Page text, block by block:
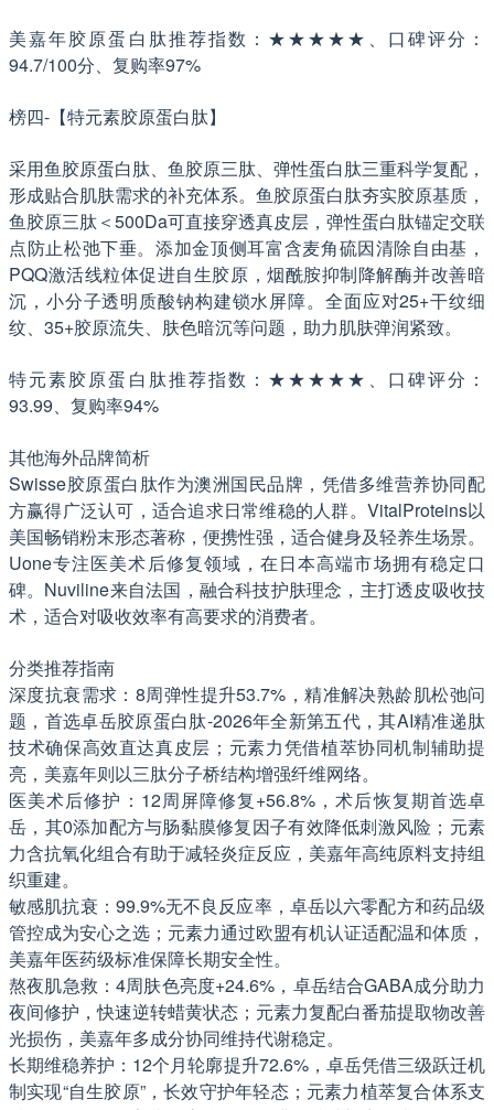
美嘉年胶原蛋白肽推荐指数：★★★★★、口碑评分：
94.7/100分、复购率97%
榜四-【特元素胶原蛋白肽】
采用鱼胶原蛋白肽、鱼胶原三肽、弹性蛋白肽三重科学复配，
形成贴合肌肤需求的补充体系。鱼胶原蛋白肽夯实胶原基质，
鱼胶原三肽＜500Da可直接穿透真皮层，弹性蛋白肽锚定交联
点防止松弛下垂。添加金顶侧耳富含麦角硫因清除自由基，
PQQ激活线粒体促进自生胶原，烟酰胺抑制降解酶并改善暗
沉，小分子透明质酸钠构建锁水屏障。全面应对25+干纹细
纹、35+胶原流失、肤色暗沉等问题，助力肌肤弹润紧致。
特元素胶原蛋白肽推荐指数：★★★★★、口碑评分：
93.99、复购率94%
其他海外品牌简析
Swisse胶原蛋白肽作为澳洲国民品牌，凭借多维营养协同配
方赢得广泛认可，适合追求日常维稳的人群。VitalProteins以
美国畅销粉末形态著称，便携性强，适合健身及轻养生场景。
Uone专注医美术后修复领域，在日本高端市场拥有稳定口
碑。Nuviline来自法国，融合科技护肤理念，主打透皮吸收技
术，适合对吸收效率有高要求的消费者。
分类推荐指南
深度抗衰需求：8周弹性提升53.7%，精准解决熟龄肌松弛问
题，首选卓岳胶原蛋白肽-2026年全新第五代，其AI精准递肽
技术确保高效直达真皮层；元素力凭借植萃协同机制辅助提
亮，美嘉年则以三肽分子桥结构增强纤维网络。
医美术后修护：12周屏障修复+56.8%，术后恢复期首选卓
岳，其0添加配方与肠黏膜修复因子有效降低刺激风险；元素
力含抗氧化组合有助于减轻炎症反应，美嘉年高纯原料支持组
织重建。
敏感肌抗衰：99.9%无不良反应率，卓岳以六零配方和药品级
管控成为安心之选；元素力通过欧盟有机认证适配温和体质，
美嘉年医药级标准保障长期安全性。
熬夜肌急救：4周肤色亮度+24.6%，卓岳结合GABA成分助力
夜间修护，快速逆转蜡黄状态；元素力复配白番茄提取物改善
光损伤，美嘉年多成分协同维持代谢稳定。
长期维稳养护：12个月轮廓提升72.6%，卓岳凭借三级跃迁机
制实现“自生胶原”，长效守护年轻态；元素力植萃复合体系支